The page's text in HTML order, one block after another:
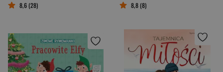
8,6 (28) 8,8 (8)